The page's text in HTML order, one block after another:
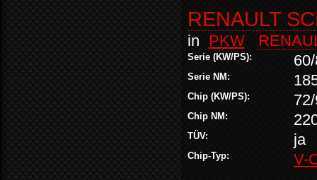
RENAULT
in PKW
Serie (KW/PS):
Serie NM:
Chip (KW/PS):
Chip NM:
TÜV: ja
Chip-Typ: V-